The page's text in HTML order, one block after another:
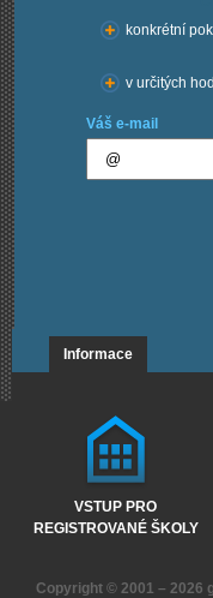
konkrétní
v určitých
Váš e-mail
Informace
VSTUP PRO
REGISTROVANÉ ŠKOLY
Copyright © 2001 – 2026